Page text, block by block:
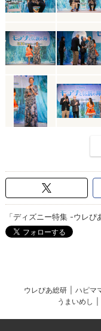
「ディズニー特集 -ウレ
ウレぴあ総研 ハピマ
うまいめし